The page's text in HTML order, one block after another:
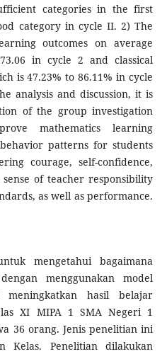
categories in the first
category in cycle II. 2) The
outcomes on average
in cycle 2 and classical
is 47.23% to 86.11% in cycle
analysis and discussion, it is
of the group investigation
mathematics learning
patterns for students
courage, self-confidence,
of teacher responsibility
as well as performance.
mengetahui bagaimana
menggunakan model
hasil belajar
XI MIPA 1 SMA Negeri 1
36 orang. Jenis penelitian ini
Kelas. Penelitian dilakukan